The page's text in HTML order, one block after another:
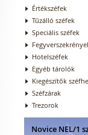
Értékszéfek
Tűzálló széfek
Speciális széfek
Hotelszéfek
Egyéb tárolók
Kiegészítők
Széfzárak
Trezorok
Novice NEL/1